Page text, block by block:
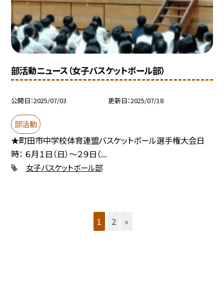
部活動ニュース（女子バスケットボール部）
公開日 2025/07/03 更新日 2025/07/18
部活動
★町田市中学校体育連盟バスケットボール選手権大会日
時： ６月１日（日）～２９日（...
女子バスケットボール部
1 2 »